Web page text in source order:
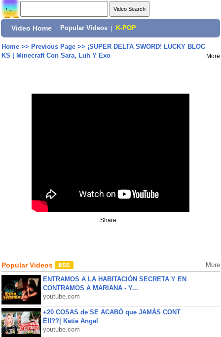
Video Home Popular Videos K-POP
Home>> Previous Page>> ¡SUPER DELTA SWORD! LUCKY BLOC
KS | Minecraft Con Sara, Luh Y Exo
More
Share:
Popular Videos More
ENTRAMOS A LA HABITACIÓN SECRETA Y EN
CONTRAMOS A MARIANA - Y...
youtube.com
+20 COSAS de SE ACABÓ que JAMÁS CONT
É!!??| Katie Angel
youtube.com